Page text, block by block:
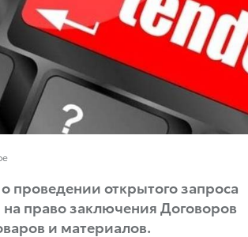
проведении открытого запроса
право заключения Договоров
и материалов.